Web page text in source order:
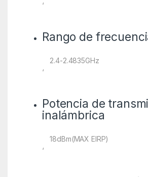
‘
Rango de
2.4-2.4835GHz
‘
Potencia de
inalámbrica
18dBm(MAX EIRP)
‘